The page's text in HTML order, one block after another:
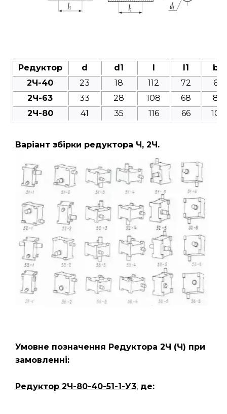
Редуктор d d1 l l1
b
2Ч-40
23 18 112 72
6
2Ч-63
33 28 108 68
8
2Ч-80
41 35 116 66 10
Варіант збірки редуктора Ч, 2Ч.
Умовне позначення Редуктора 2Ч (Ч) при
замовленні:
Редуктор 2Ч-80-40-51-1-У3, де: